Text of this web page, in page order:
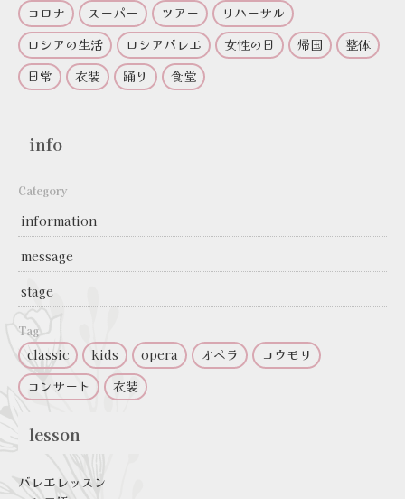
コロナ スーパー ツアー
リハーサル
ロシアの生活
ロシアバレエ 女性の日 帰国
整体
日常
衣装 踊り 食堂
info
Category
information
message
stage
Tag
classic kids opera オペラ
コウモリ
コンサート
衣装
lesson
バレエレッスン